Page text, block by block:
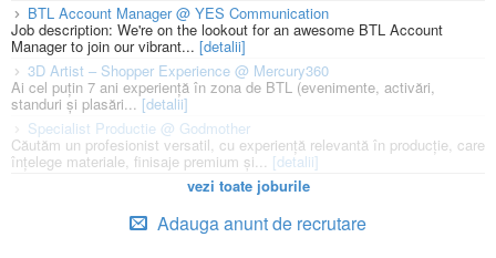
BTL Account Manager @ YES Communication
Job description: We're on the lookout for an awesome BTL Account
Manager to join our vibrant... [detalii]
3D Artist – Shopper Experience @ Mercury360
Ai cel puțin 7 ani experiență în zona de BTL (evenimente, activări,
standuri și plasări...[detalii]
Specialist Productie @ Godmother
Căutăm un profesionist versatil, cu experiență relevantă în producție, care
înțelege materiale, finisaje premium și... [detalii]
vezi toate joburile
Adauga anunt de recrutare